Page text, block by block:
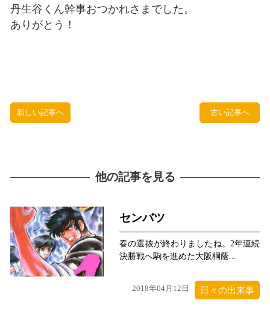
丹生谷くん幹事おつかれさまでした。
ありがとう！
新しい記事へ 古い記事へ
他の記事を見る
センバツ
春の選抜が終わりましたね。2年連続
決勝戦へ駒を進めた大阪桐蔭...
2018年04月12日 日々の出来事